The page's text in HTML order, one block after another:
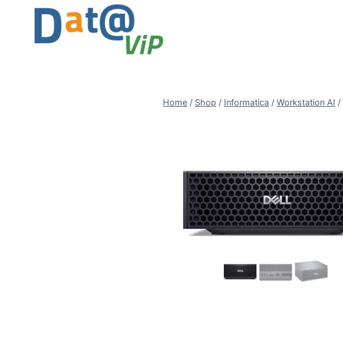
contenuto
Home / Shop / Informatica / Workstation AI /